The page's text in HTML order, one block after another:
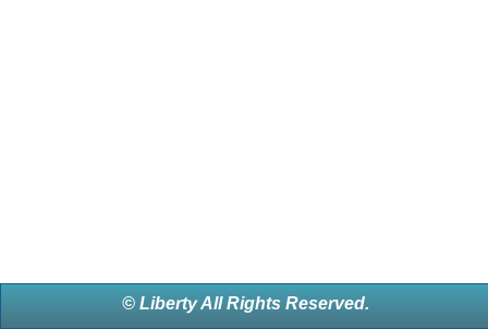
© Liberty All Rights Reserved.